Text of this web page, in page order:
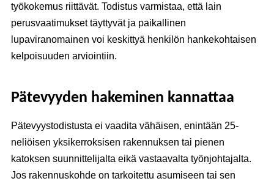
työkokemus riittävät. Todistus varmistaa, että lain
perusvaatimukset täyttyvät ja paikallinen
lupaviranomainen voi keskittyä henkilön hankekohtaisen
kelpoisuuden arviointiin.
Pätevyyden hakeminen kannattaa
Pätevyystodistusta ei vaadita vähäisen, enintään 25-
neliöisen yksikerroksisen rakennuksen tai pienen
katoksen suunnittelijalta eikä vastaavalta työnjohtajalta.
Jos rakennuskohde on tarkoitettu asumiseen tai sen